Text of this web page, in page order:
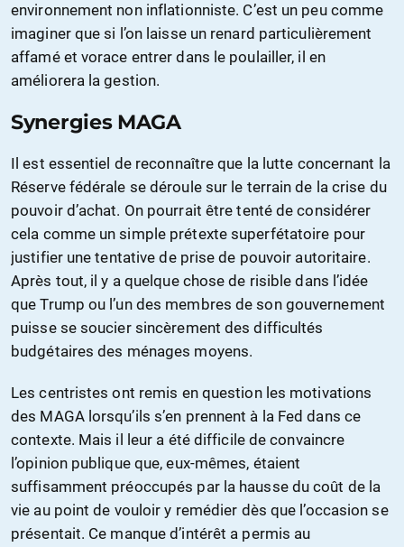
environnement non inflationniste. C’est un peu comme
imaginer que si l’on laisse un renard particulièrement
affamé et vorace entrer dans le poulailler, il en
améliorera la gestion.
Synergies MAGA
Il est essentiel de reconnaître que la lutte concernant la
Réserve fédérale se déroule sur le terrain de la crise du
pouvoir d’achat. On pourrait être tenté de considérer
cela comme un simple prétexte superfétatoire pour
justifier une tentative de prise de pouvoir autoritaire.
Après tout, il y a quelque chose de risible dans l’idée
que Trump ou l’un des membres de son gouvernement
puisse se soucier sincèrement des difficultés
budgétaires des ménages moyens.
Les centristes ont remis en question les motivations
des MAGA lorsqu’ils s’en prennent à la Fed dans ce
contexte. Mais il leur a été difficile de convaincre
l’opinion publique que, eux-mêmes, étaient
suffisamment préoccupés par la hausse du coût de la
vie au point de vouloir y remédier dès que l’occasion se
présentait. Ce manque d’intérêt a permis au